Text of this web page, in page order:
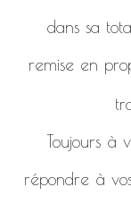
dans sa
remise en
Toujours à
répondre à